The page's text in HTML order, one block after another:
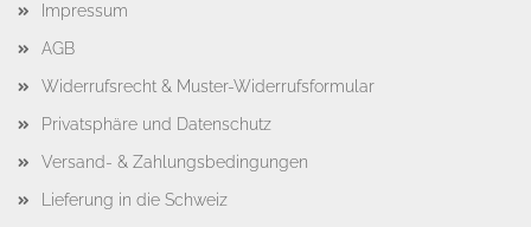
Impressum
AGB
Widerrufsrecht & Muster-Widerrufsformular
Privatsphäre und Datenschutz
Versand- & Zahlungsbedingungen
Lieferung in die Schweiz